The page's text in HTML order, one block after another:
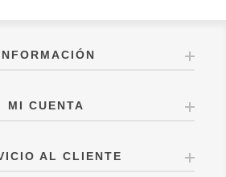
MI CUENTA
AL CLIENTE